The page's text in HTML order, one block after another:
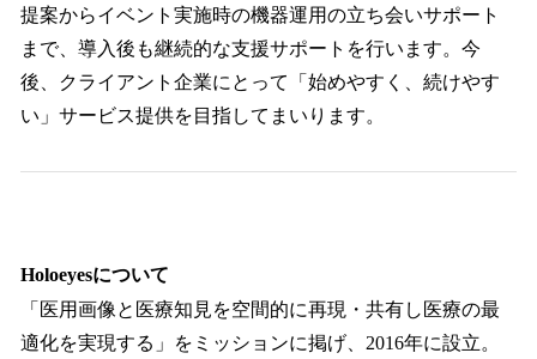
提案からイベント実施時の機器運用の立ち会いサポート
まで、導入後も継続的な支援サポートを行います。今
後、クライアント企業にとって「始めやすく、続けやす
い」サービス提供を目指してまいります。
Holoeyesについて
「医用画像と医療知見を空間的に再現・共有し医療の最
適化を実現する」をミッションに掲げ、2016年に設立。